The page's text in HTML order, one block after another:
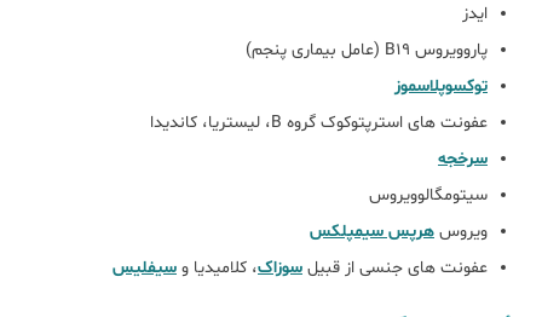
ایدز
پاروویروس B19 (عامل بیماری پنجم)
توکسوپلاسموز
عفونت های استرپتوکوک گروه B، لیستریا، کاندیدا
سرخجه
سیتومگالوویروس
ویروس هرپس سیمپلکس
عفونت های جنسی از قبیل سوزاک، کلامیدیا و سیفلیس